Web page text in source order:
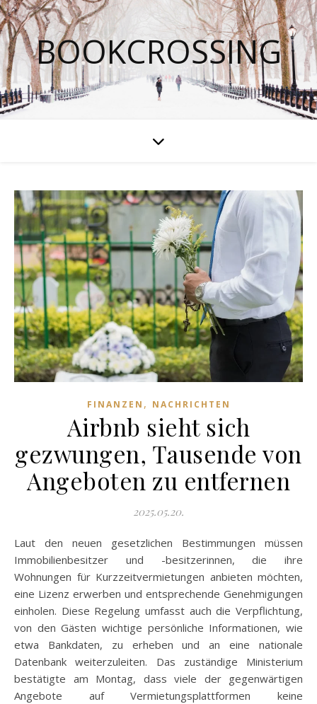
BOOKCROSSING
FINANZEN , NACHRICHTEN
Airbnb sieht sich
gezwungen, Tausende von
Angeboten zu entfernen
2025.05.20.
Laut den neuen gesetzlichen Bestimmungen müssen
Immobilienbesitzer und -besitzerinnen, die ihre
Wohnungen für Kurzzeitvermietungen anbieten möchten,
eine Lizenz erwerben und entsprechende Genehmigungen
einholen. Diese Regelung umfasst auch die Verpflichtung,
von den Gästen wichtige persönliche Informationen, wie
etwa Bankdaten, zu erheben und an eine nationale
Datenbank weiterzuleiten. Das zuständige Ministerium
bestätigte am Montag, dass viele der gegenwärtigen
Angebote auf Vermietungsplattformen keine